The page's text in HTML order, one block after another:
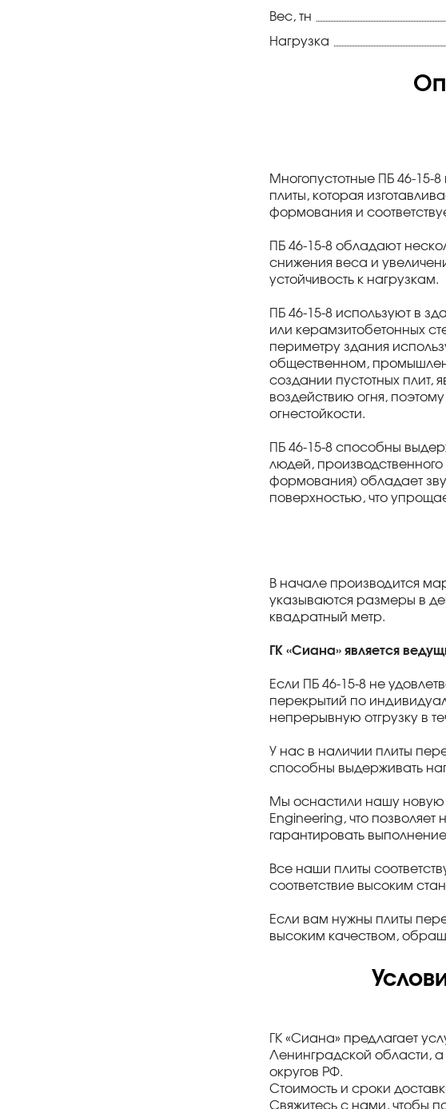
Вес, тн
Нагрузка
Многопустотные ПБ 46-15-
плиты, которая
формования и
ПБ 46-15-8 обладают
снижения веса и
устойчивость к нагрузкам.
ПБ 46-15-8 используют в
или керамзитобетонных
периметру здания
общественном,
создании пустотных плит,
воздействию огня,
огнестойкости.
ПБ 46-15-8 способны
людей,
формования) обладает
поверхностью, что
В начале производится
указываются размеры в
квадратный метр.
ГК «Сиана» является
Если ПБ 46-15-8 не
перекрытий по
непрерывную отгрузку в
У нас в наличии плиты
способны выдерживать
Мы оснастили нашу
Engineering, что позволяет
гарантировать
Все наши плиты
соответствие высоким
Если вам нужны плиты
высоким качеством,
ГК «Сиана» предлагает
Ленинградской области,
округов РФ.
Стоимость и сроки
Свяжитесь с нами, чтобы